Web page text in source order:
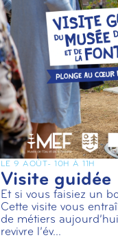
LE 9 AOÛT- 10H À 11H
Visite guidée
Et si vous faisiez un
Cette visite vous
de métiers
revivre l’év...